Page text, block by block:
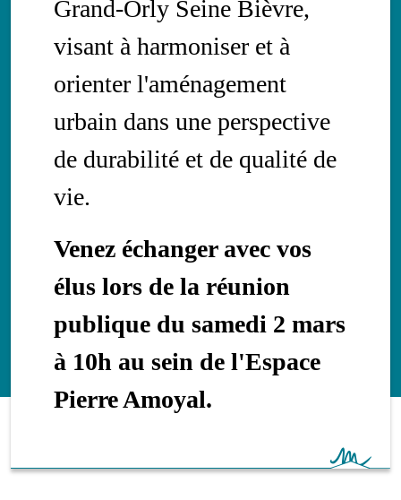
Grand-Orly Seine Bièvre,
visant à harmoniser et à
orienter l'aménagement
urbain dans une perspective
de durabilité et de qualité de
vie.
Venez échanger avec vos
élus lors de la réunion
publique du samedi 2 mars
à 10h au sein de l'Espace
Pierre Amoyal.